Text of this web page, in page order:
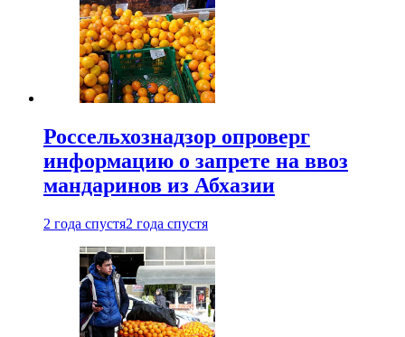
Россельхознадзор опроверг
информацию о запрете на ввоз
мандаринов из Абхазии
2 года спустя2 года спустя